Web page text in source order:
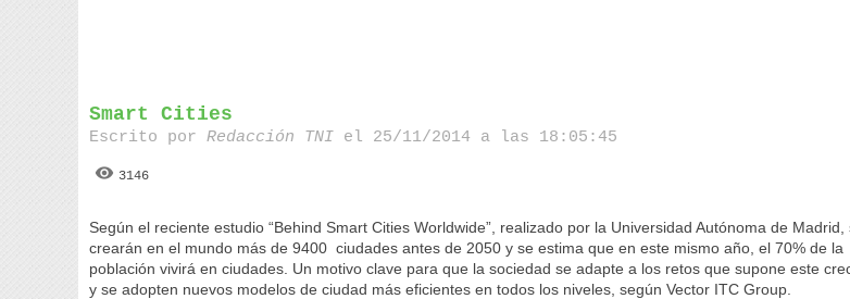
Smart Cities
Escrito porRedacción TNI el 25/11/2014 a las 18:05:45
3146
Según el reciente estudio “Behind Smart Cities Worldwide”, realizado por la Universidad Autónoma de Madrid,
crearán en el mundo más de 9400 ciudades antes de 2050 y se estima que en este mismo año, el 70% de la
población vivirá en ciudades. Un motivo clave para que la sociedad se adapte a los retos que supone este
y se adopten nuevos modelos de ciudad más eficientes en todos los niveles, según Vector ITC Group.